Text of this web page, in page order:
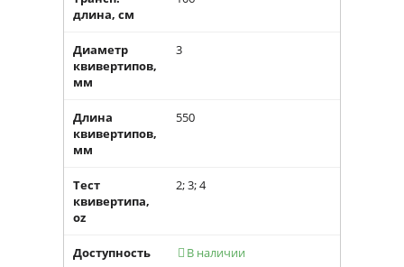
длина, см
Диаметр
квивертипов,
мм
3
Длина
квивертипов,
мм
550
Тест
квивертипа,
oz
2; 3; 4
Доступность В наличии
